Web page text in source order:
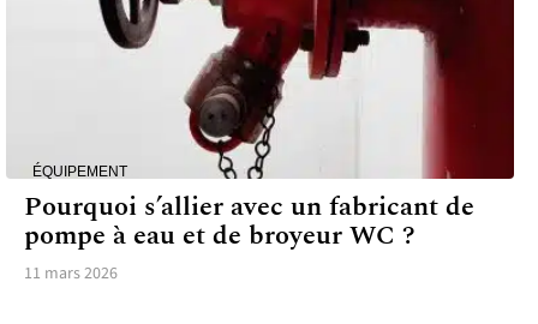
ÉQUIPEMENT
Pourquoi s’allier avec un fabricant de
pompe à eau et de broyeur WC ?
11 mars 2026